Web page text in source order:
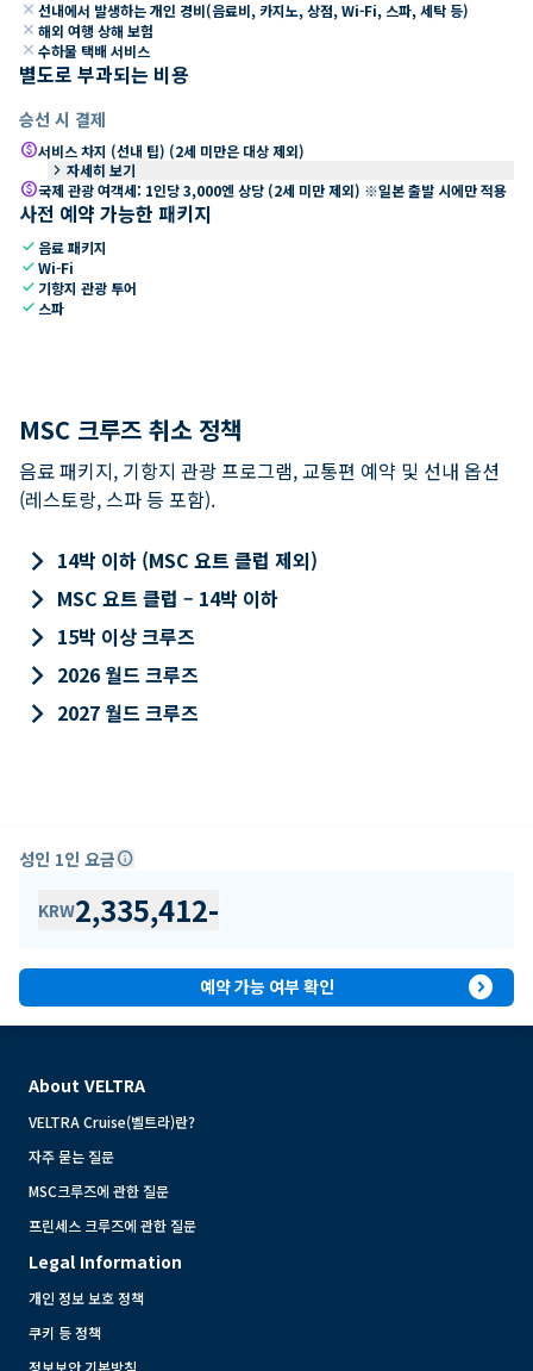
close 선내에서 발생하는 개인 경비(음료비, 카지노, 상점, Wi-Fi, 스파, 세탁 등)
close 해외 여행 상해 보험
close 수하물 택배 서비스
별도로 부과되는 비용
승선 시 결제
paid서비스 차지 (선내 팁) (2세 미만은 대상 제외)
keyboard_arrow_right 자세히 보기
paid국제 관광 여객세: 1인당 3,000엔 상당 (2세 미만 제외) ※일본 출발 시에만 적용
사전 예약 가능한 패키지
check 음료 패키지
checkWi-Fi
check 기항지 관광 투어
check 스파
MSC 크루즈 취소 정책
음료 패키지, 기항지 관광 프로그램, 교통편 예약 및 선내 옵션
(레스토랑, 스파 등 포함).
keyboard_arrow_right 14박 이하 (MSC 요트 클럽 제외)
keyboard_arrow_right MSC 요트 클럽 – 14박 이하
keyboard_arrow_right 15박 이상 크루즈
keyboard_arrow_right 2026 월드 크루즈
keyboard_arrow_right 2027 월드 크루즈
성인 1인 요금info
KRW2,335,412-
예약 가능 여부 확인 expand_circle_right
About VELTRA
VELTRA Cruise(벨트라)란?
자주 묻는 질문
MSC크루즈에 관한 질문
프린세스 크루즈에 관한 질문
Legal Information
개인 정보 보호 정책
쿠키 등 정책
정보보안 기본방침